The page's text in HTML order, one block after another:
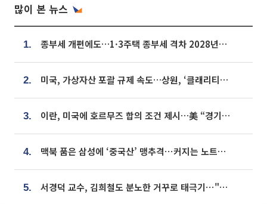
많이 본 뉴스
1. 종부세 개편에도…1·3주택 종부세 격차 2028년부터 확대
2. 미국, 가상자산 포괄 규제 속도…상원, ‘클래리티법’ 9월 절차투표 추진
3. 이란, 미국에 호르무즈 합의 조건 제시…美 “경기 아직 안 끝나” [종합]
4. 맥북 품은 삼성에 ‘중국산’ 맹추격⋯커지는 노트북 OLED 시장
5. 서경덕 교수, 김희철도 분노한 거꾸로 태극기⋯"엉터리는 아냐, 아쉬울 뿐"